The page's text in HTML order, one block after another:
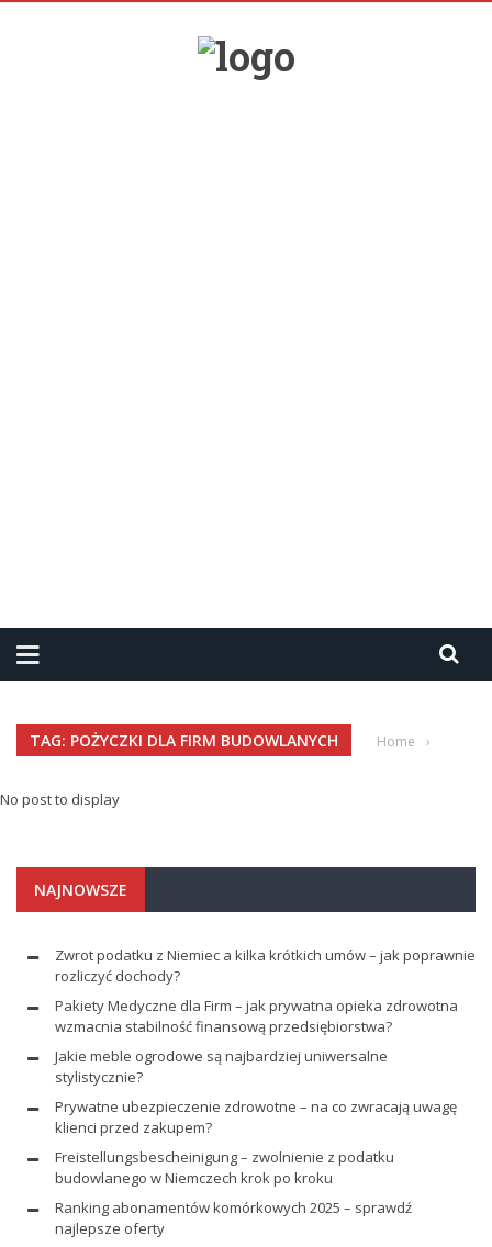
TAG: POŻYCZKI DLA FIRM BUDOWLANYCH Home ›
No post to display
NAJNOWSZE
Zwrot podatku z Niemiec a kilka krótkich umów – jak poprawnie
rozliczyć dochody?
Pakiety Medyczne dla Firm – jak prywatna opieka zdrowotna
wzmacnia stabilność finansową przedsiębiorstwa?
Jakie meble ogrodowe są najbardziej uniwersalne
stylistycznie?
Prywatne ubezpieczenie zdrowotne – na co zwracają uwagę
klienci przed zakupem?
Freistellungsbescheinigung – zwolnienie z podatku
budowlanego w Niemczech krok po kroku
Ranking abonamentów komórkowych 2025 – sprawdź
najlepsze oferty